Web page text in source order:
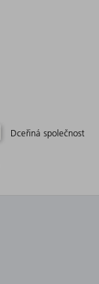
Dceřiná společnost